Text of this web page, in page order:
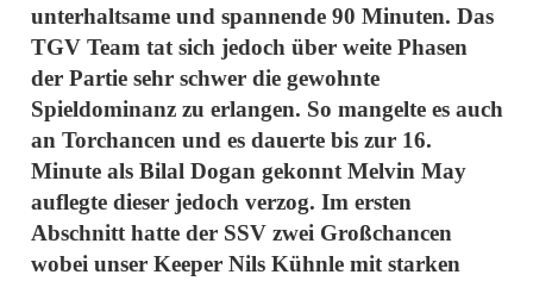
unterhaltsame und spannende 90 Minuten. Das
TGV Team tat sich jedoch über weite Phasen
der Partie sehr schwer die gewohnte
Spieldominanz zu erlangen. So mangelte es auch
an Torchancen und es dauerte bis zur 16.
Minute als Bilal Dogan gekonnt Melvin May
auflegte dieser jedoch verzog. Im ersten
Abschnitt hatte der SSV zwei Großchancen
wobei unser Keeper Nils Kühnle mit starken